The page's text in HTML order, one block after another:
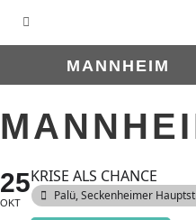
MANNHEIM
25
OKT
KRISE ALS CHANCE
Palü, Seckenheimer